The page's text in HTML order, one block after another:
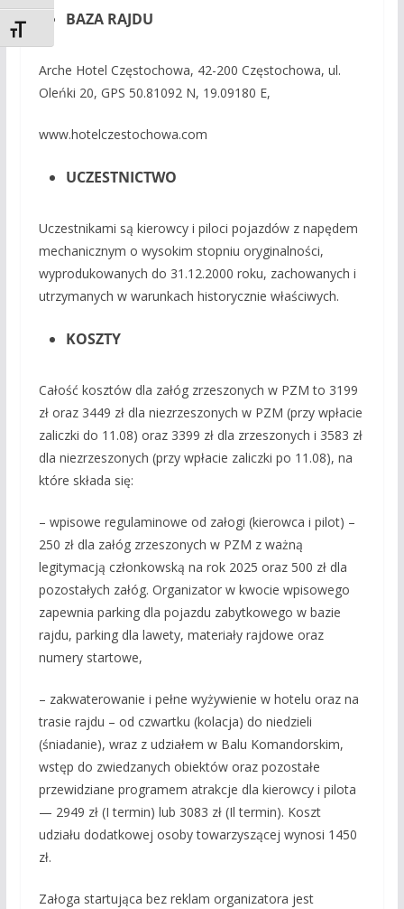
Toggle Font size
BAZA RAJDU
Arche Hotel Częstochowa, 42-200 Częstochowa, ul.
Oleńki 20, GPS 50.81092 N, 19.09180 E,
www.hotelczestochowa.com
UCZESTNICTWO
Uczestnikami są kierowcy i piloci pojazdów z napędem
mechanicznym o wysokim stopniu oryginalności,
wyprodukowanych do 31.12.2000 roku, zachowanych i
utrzymanych w warunkach historycznie właściwych.
KOSZTY
Całość kosztów dla załóg zrzeszonych w PZM to 3199
zł oraz 3449 zł dla niezrzeszonych w PZM (przy wpłacie
zaliczki do 11.08) oraz 3399 zł dla zrzeszonych i 3583 zł
dla niezrzeszonych (przy wpłacie zaliczki po 11.08), na
które składa się:
– wpisowe regulaminowe od załogi (kierowca i pilot) –
250 zł dla załóg zrzeszonych w PZM z ważną
legitymacją członkowską na rok 2025 oraz 500 zł dla
pozostałych załóg. Organizator w kwocie wpisowego
zapewnia parking dla pojazdu zabytkowego w bazie
rajdu, parking dla lawety, materiały rajdowe oraz
numery startowe,
– zakwaterowanie i pełne wyżywienie w hotelu oraz na
trasie rajdu – od czwartku (kolacja) do niedzieli
(śniadanie), wraz z udziałem w Balu Komandorskim,
wstęp do zwiedzanych obiektów oraz pozostałe
przewidziane programem atrakcje dla kierowcy i pilota
— 2949 zł (I termin) lub 3083 zł (Il termin). Koszt
udziału dodatkowej osoby towarzyszącej wynosi 1450
zł.
Załoga startująca bez reklam organizatora jest